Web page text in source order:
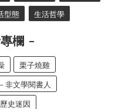
型態 生活哲學
欄
栗子燒雞
非文學閱書人
歷史迷因